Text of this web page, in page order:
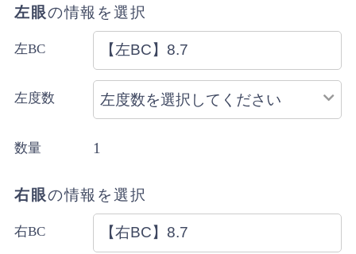
詳細・ご注意事項はご利用ガイドをご確認ください。
ご注文内容により上記と異なる場合があります。
配送方法のご指定はできません。
左眼の情報を選択
左BC
左度数
数量 1
右眼の情報を選択
右BC